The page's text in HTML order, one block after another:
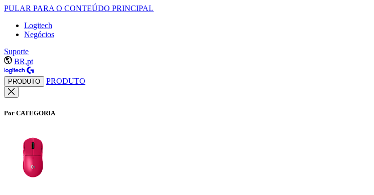
PULAR PARA O CONTEÚDO PRINCIPAL
Logitech
Negócios
Suporte
BR,pt
PRODUTO PRODUTO
Por CATEGORIA